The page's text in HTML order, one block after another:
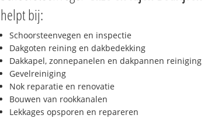
helpt bij:
Schoorsteenvegen en inspectie
Dakgoten reining en dakbedekking
Dakkapel, zonnepanelen en dakpannen reiniging
Gevelreiniging
Nok reparatie en renovatie
Bouwen van rookkanalen
Lekkages opsporen en repareren